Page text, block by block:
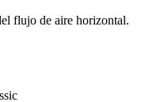
flujo de aire horizontal.